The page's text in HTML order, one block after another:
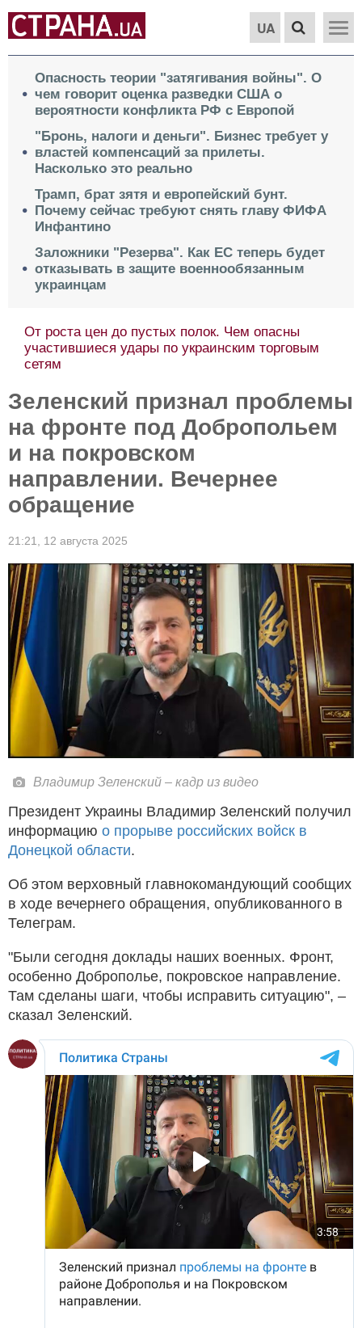
UA
Опасность теории "затягивания войны". О
чем говорит оценка разведки США о
вероятности конфликта РФ с Европой
"Бронь, налоги и деньги". Бизнес требует у
властей компенсаций за прилеты.
Насколько это реально
Трамп, брат зятя и европейский бунт.
Почему сейчас требуют снять главу ФИФА
Инфантино
Заложники "Резерва". Как ЕС теперь будет
отказывать в защите военнообязанным
украинцам
От роста цен до пустых полок. Чем опасны
участившиеся удары по украинским торговым
сетям
Зеленский признал проблемы
на фронте под Добропольем
и на покровском
направлении. Вечернее
обращение
21:21, 12 августа 2025
Владимир Зеленский – кадр из видео
Президент Украины Владимир Зеленский получил
информацию о прорыве российских войск в
Донецкой области.
Об этом верховный главнокомандующий сообщих
в ходе вечернего обращения, опубликованного в
Телеграм.
"Были сегодня доклады наших военных. Фронт,
особенно Доброполье, покровское направление.
Там сделаны шаги, чтобы исправить ситуацию", –
сказал Зеленский.